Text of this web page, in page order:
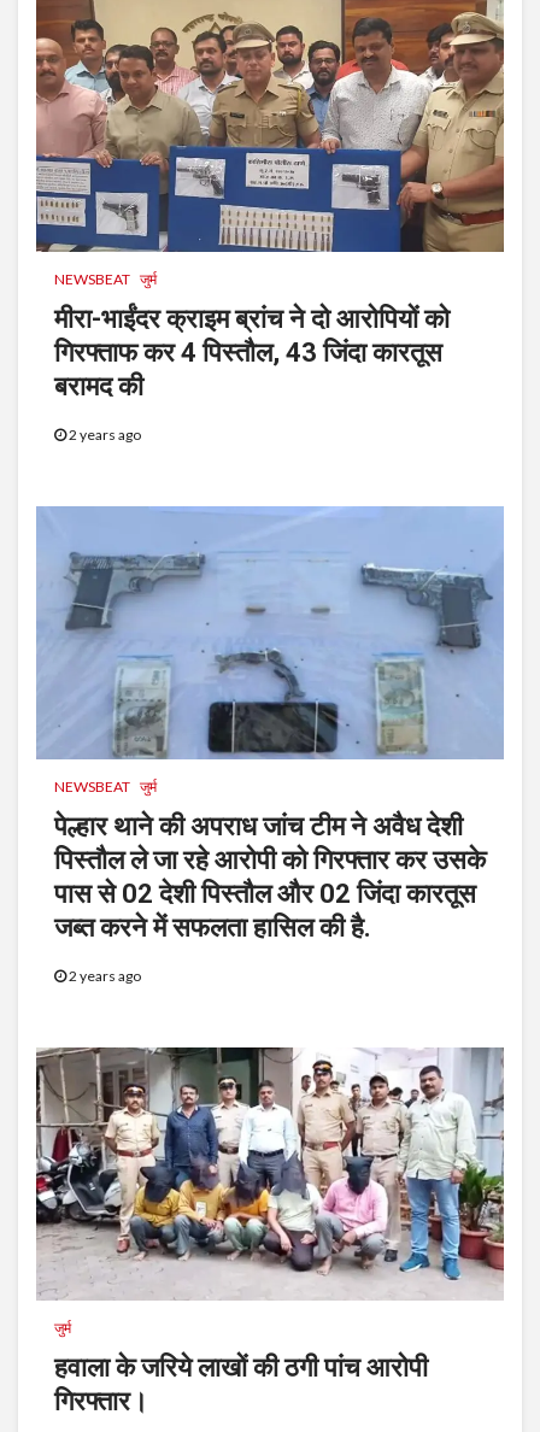
NEWSBEAT जुर्म
मीरा-भाईंदर क्राइम ब्रांच ने दो आरोपियों को
गिरफ्ताफ कर 4 पिस्तौल, 43 जिंदा कारतूस
बरामद की
2 years ago
NEWSBEAT जुर्म
पेल्हार थाने की अपराध जांच टीम ने अवैध देशी
पिस्तौल ले जा रहे आरोपी को गिरफ्तार कर उसके
पास से 02 देशी पिस्तौल और 02 जिंदा कारतूस
जब्त करने में सफलता हासिल की है.
2 years ago
जुर्म
हवाला के जरिये लाखों की ठगी पांच आरोपी
गिरफ्तार।